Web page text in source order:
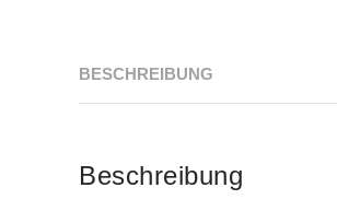
BESCHREIBUNG
Beschreibung